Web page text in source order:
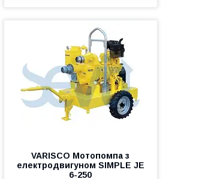
VARISCO Мотопомпа з
електродвигуном SIMPLE JE
6-250